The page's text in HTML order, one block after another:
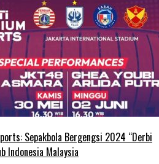
Sepakbola Bergengsi 2024 “Derbi
Indonesia Malaysia